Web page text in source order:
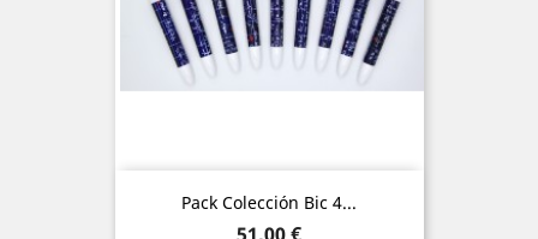
Pack Colección Bic 4...
Precio